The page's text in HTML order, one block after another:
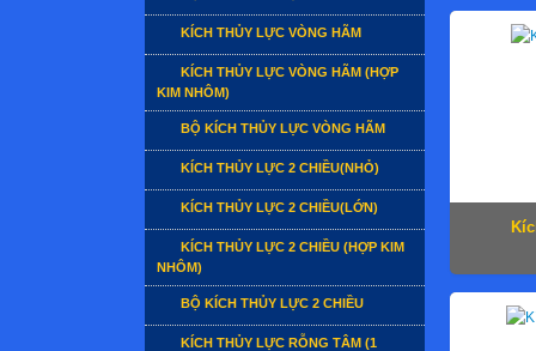
KÍCH THỦY LỰC VÒNG HÃM
KÍCH THỦY LỰC VÒNG HÃM (HỢP
KIM NHÔM)
BỘ KÍCH THỦY LỰC VÒNG HÃM
KÍCH THỦY LỰC 2 CHIỀU(NHỎ)
KÍCH THỦY LỰC 2 CHIỀU(LỚN)
KÍCH THỦY LỰC 2 CHIỀU (HỢP KIM
NHÔM)
BỘ KÍCH THỦY LỰC 2 CHIỀU
KÍCH THỦY LỰC RỖNG TÂM (1